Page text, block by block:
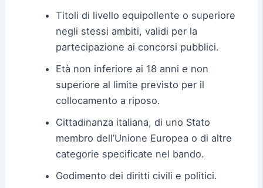
Titoli di livello equipollente o superiore
negli stessi ambiti, validi per la
partecipazione ai concorsi pubblici.
Età non inferiore ai 18 anni e non
superiore al limite previsto per il
collocamento a riposo.
Cittadinanza italiana, di uno Stato
membro dell’Unione Europea o di altre
categorie specificate nel bando.
Godimento dei diritti civili e politici.